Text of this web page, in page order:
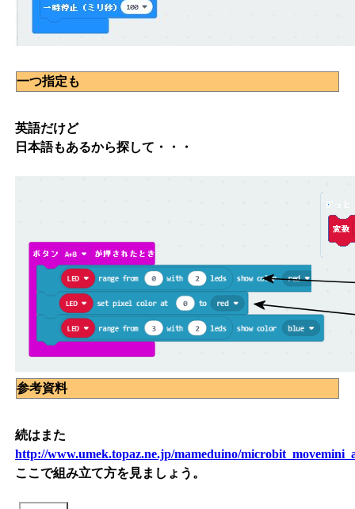
一つ指定も
英語だけど
日本語もあるから探して・・・
参考資料
続はまた
http://www.umek.topaz.ne.jp/mameduino/
ここで組み立て方を見ましょう。